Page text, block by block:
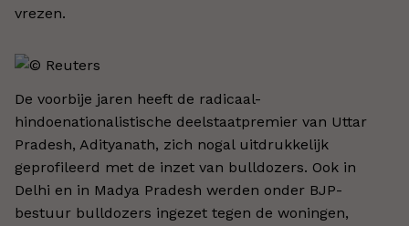
vrezen.
De voorbije jaren heeft de radicaal-
hindoenationalistische deelstaatpremier van Uttar
Pradesh, Adityanath, zich nogal uitdrukkelijk
geprofileerd met de inzet van bulldozers. Ook in
Delhi en in Madya Pradesh werden onder BJP-
bestuur bulldozers ingezet tegen de woningen,